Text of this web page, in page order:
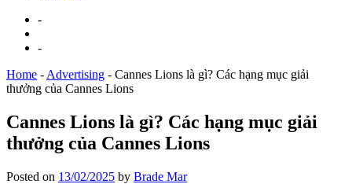
-
-
Home - Advertising - Cannes Lions là gì? Các hạng mục giải
thưởng của Cannes Lions
Cannes Lions là gì? Các hạng mục giải
thưởng của Cannes Lions
Posted on 13/02/2025 by Brade Mar